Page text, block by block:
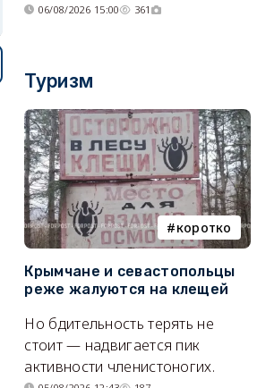
06/08/2026 15:00 361
Туризм
коротко
Крымчане и севастопольцы
реже жалуются на клещей
Но бдительность терять не
стоит — надвигается пик
активности членистоногих.